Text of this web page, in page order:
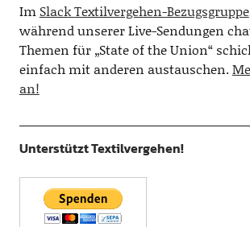
Im Slack Textilvergehen-Bezugsgruppe
während unserer Live-Sendungen
Themen für „State of the Union“
einfach mit anderen austauschen.
an!
Unterstützt Textilvergehen!